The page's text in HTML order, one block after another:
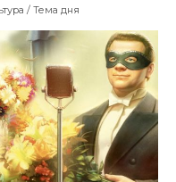
/ Тема дня